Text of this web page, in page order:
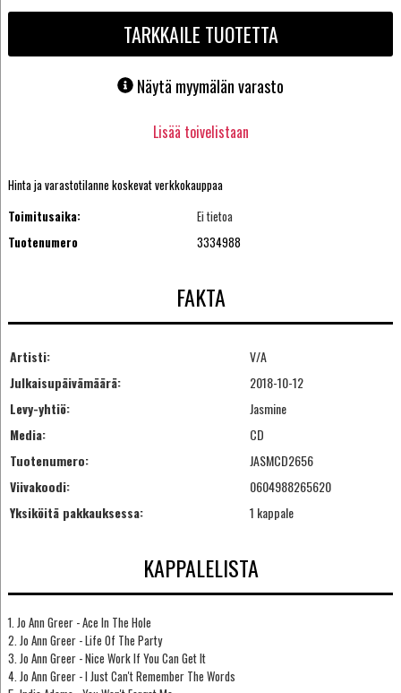
TARKKAILE TUOTETTA
Näytä myymälän varasto
Lisää toivelistaan
Hinta ja varastotilanne koskevat verkkokauppaa
Toimitusaika:
Ei tietoa
Tuotenumero
3334988
FAKTA
Artisti:
V/A
Julkaisupäivämäärä:
2018-10-12
Levy-yhtiö:
Jasmine
Media:
CD
Tuotenumero:
JASMCD2656
Viivakoodi:
0604988265620
Yksiköitä pakkauksessa:
1 kappale
KAPPALELISTA
1. Jo Ann Greer - Ace In The Hole
2. Jo Ann Greer - Life Of The Party
3. Jo Ann Greer - Nice Work If You Can Get It
4. Jo Ann Greer - I Just Can't Remember The Words